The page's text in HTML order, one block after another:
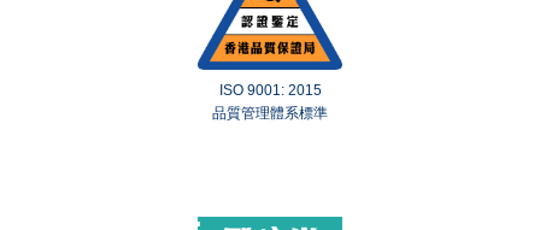
ISO 9001: 2015
品質管理體系標準